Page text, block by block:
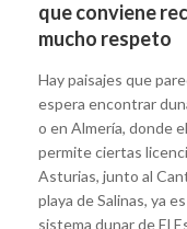
que conviene
mucho respeto
Hay paisajes que
espera encontrar
o en Almería, donde
permite ciertas
Asturias, junto al
playa de Salinas, ya
sistema dunar de El